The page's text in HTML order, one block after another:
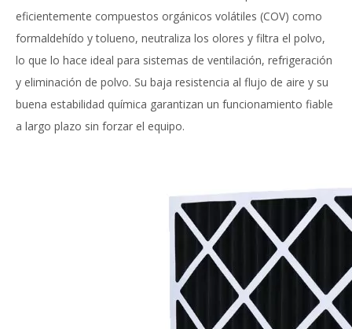
eficientemente compuestos orgánicos volátiles (COV) como
formaldehído y tolueno, neutraliza los olores y filtra el polvo,
lo que lo hace ideal para sistemas de ventilación, refrigeración
y eliminación de polvo. Su baja resistencia al flujo de aire y su
buena estabilidad química garantizan un funcionamiento fiable
a largo plazo sin forzar el equipo.